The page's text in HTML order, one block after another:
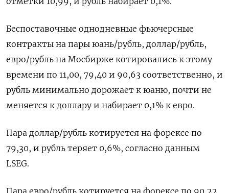
Беспоставочные однодневные фьючерсные
контракты на пары юань/рубль, доллар/рубль,
евро/рубль на Мосбирже котировались к этому
времени по 11,00, 79,40 и 90,63 соответственно, и
рубль минимально дорожает к юаню, почти не
меняется к доллару и набирает 0,1% к евро.
Пара доллар/рубль котируется на форексе по
79,30, и рубль теряет 0,6%, согласно данным
LSEG.